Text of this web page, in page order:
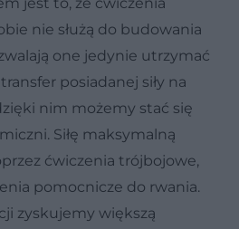
nie służą do budowania
one jedynie utrzymać
posiadanej siły na
nim możemy stać się
Siłę maksymalną
ćwiczenia trójbojowe,
pomocnicze do rwania.
zyskujemy większą